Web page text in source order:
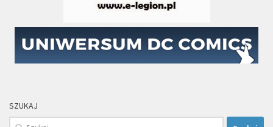
SZUKAJ
Szukaj: